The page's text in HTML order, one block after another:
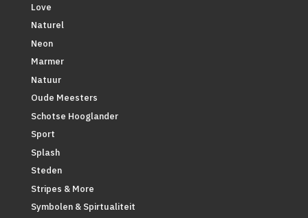
Love
Naturel
Neon
Marmer
Natuur
Oude Meesters
Schotse Hooglander
Sport
Splash
Steden
Stripes & More
Symbolen & Spirtualiteit